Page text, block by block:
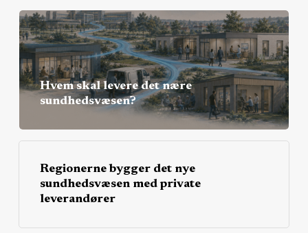
Hvem skal levere det nære
sundhedsvæsen?
Regionerne bygger det nye
sundhedsvæsen med private
leverandører